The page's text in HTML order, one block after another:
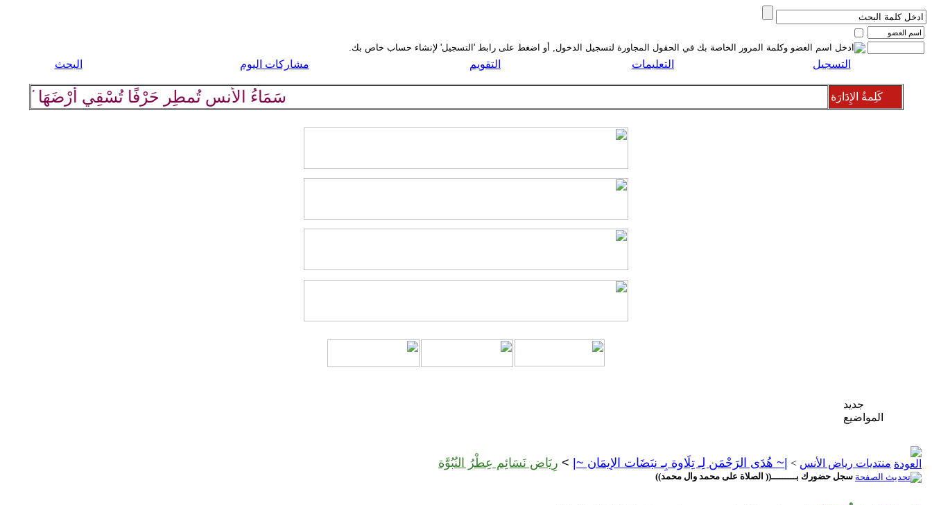
التسجيل التعليمات التقويم مشاركات اليوم البحث
سَمَاءُ الأُنسِ تُمطِر حَرْفًا تُسْقِي أرْضَهَا كلِمة كَلِمةُ الإِدَارَة
جديد
المواضيع
منتديات رياض الأنس > |~ هُدَى الرَحْمَن لِـ تِلَاوة بِـ نبَضَات الإيمَان ~| > رِيَاض نَسَائِم عِطْرُ النُبُوَّة
سجل حضورك بـــــــــ(( الصلاة على محمد وال محمد))